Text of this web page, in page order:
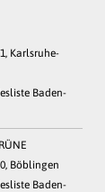
Karlsruhe-
Baden-
Böblingen
Baden-